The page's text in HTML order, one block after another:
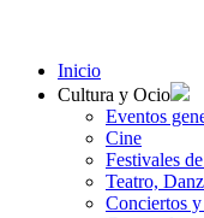
Inicio
Cultura y Ocio
Eventos
Cine
Festivales
Teatro,
Conciertos